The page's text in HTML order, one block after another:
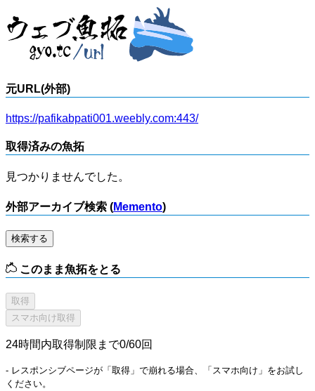
元URL(外部)
https://pafikabpati001.weebly.com:443/
取得済みの魚拓
見つかりませんでした。
外部アーカイブ検索 (Memento)
検索する
このまま魚拓をとる
24時間内取得制限まで0/60回
- レスポンシブページが「取得」で崩れる場合、「スマホ向け」をお試し
ください。